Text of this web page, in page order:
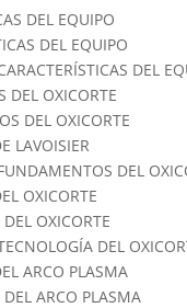
DEL EQUIPO
DEL EQUIPO
DEL
DEL OXICORTE
DEL OXICORTE
LAVOISIER
DEL
OXICORTE
OXICORTE
DEL
ARCO PLASMA
ARCO PLASMA